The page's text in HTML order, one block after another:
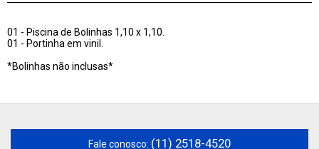
01 - Piscina de Bolinhas 1,10 x 1,10.
01 - Portinha em vinil.
*Bolinhas não inclusas*
Fale conosco: (11) 2518-4520